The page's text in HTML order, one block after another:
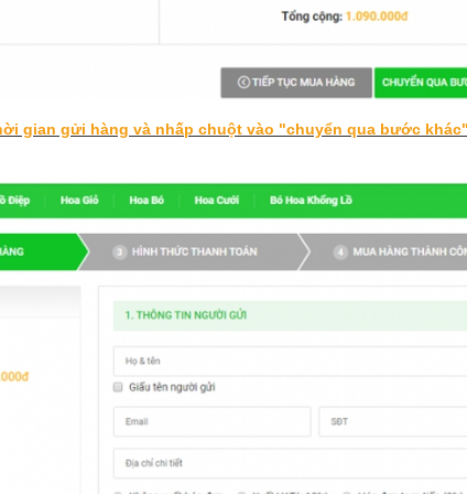
gian gửi hàng và nhấp chuột vào "chuyển qua bước